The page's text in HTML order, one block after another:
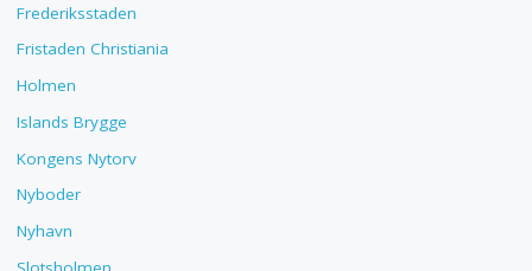
Frederiksstaden
Fristaden Christiania
Holmen
Islands Brygge
Kongens Nytorv
Nyboder
Nyhavn